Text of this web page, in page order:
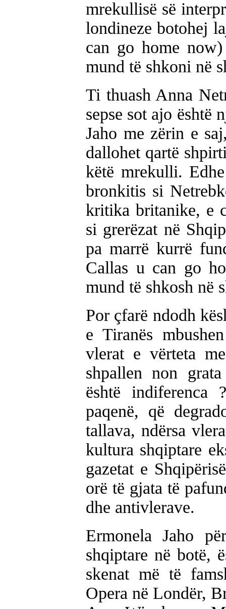
mrekullisë së
londineze botohej
can go home
mund të shkoni në
Ti thuash Anna
sepse sot ajo është
Jaho me zërin e
dallohet qartë
këtë mrekulli.
bronkitis si
kritika britanike, e
si grerëzat në
pa marrë kurrë
Callas u can go
mund të shkosh në
Por çfarë ndodh
e Tiranës
vlerat e vërteta
shpallen non
është
paqenë, që
tallava, ndërsa
kultura shqiptare
gazetat e
orë të gjata të
dhe antivlerave.
Ermonela Jaho
shqiptare në botë,
skenat më të
Opera në Londër,